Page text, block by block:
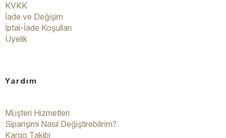
KVKK
İade ve Değişim
İptal-İade Koşulları
Üyelik
Yardım
Müşteri Hizmetleri
Siparişimi Nasıl Değiştirebilirim?
Kargo Takibi